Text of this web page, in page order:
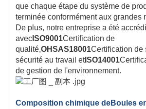
que chaque étape du système de
terminée conformément aux grandes
De plus, notre entreprise a été
avec ISO9001Certification de
qualité,OHSAS18001Certification de
sécurité au travail etISO14001
de gestion de l'environnement.
Composition chimique deBoules